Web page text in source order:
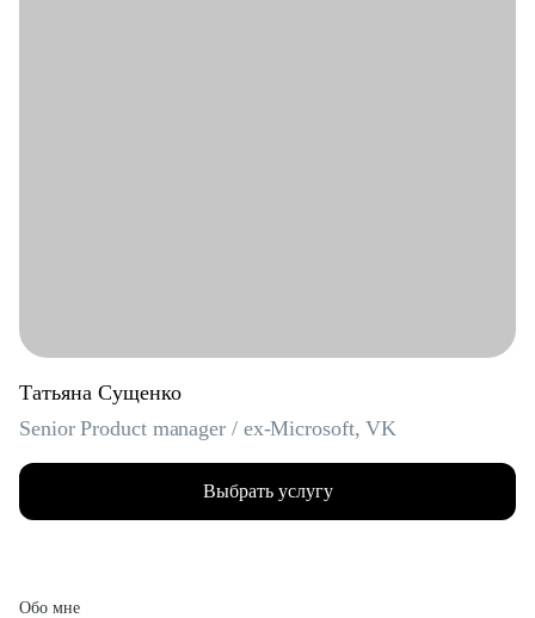
Татьяна Сущенко
Senior Product manager / ex-Microsoft, VK
Выбрать услугу
Обо мне